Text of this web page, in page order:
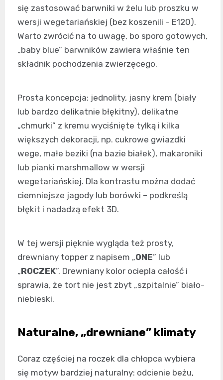
się zastosować barwniki w żelu lub proszku w
wersji wegetariańskiej (bez koszenili – E120).
Warto zwrócić na to uwagę, bo sporo gotowych,
„baby blue” barwników zawiera właśnie ten
składnik pochodzenia zwierzęcego.
Prosta koncepcja: jednolity, jasny krem (biały
lub bardzo delikatnie błękitny), delikatne
„chmurki” z kremu wyciśnięte tylką i kilka
większych dekoracji, np. cukrowe gwiazdki
wege, małe beziki (na bazie białek), makaroniki
lub pianki marshmallow w wersji
wegetariańskiej. Dla kontrastu można dodać
ciemniejsze jagody lub borówki – podkreślą
błękit i nadadzą efekt 3D.
W tej wersji pięknie wygląda też prosty,
drewniany topper z napisem „ONE” lub
„ROCZEK”. Drewniany kolor ociepla całość i
sprawia, że tort nie jest zbyt „szpitalnie” biało-
niebieski.
Naturalne, „drewniane” klimaty
Coraz częściej na roczek dla chłopca wybiera
się motyw bardziej naturalny: odcienie beżu,